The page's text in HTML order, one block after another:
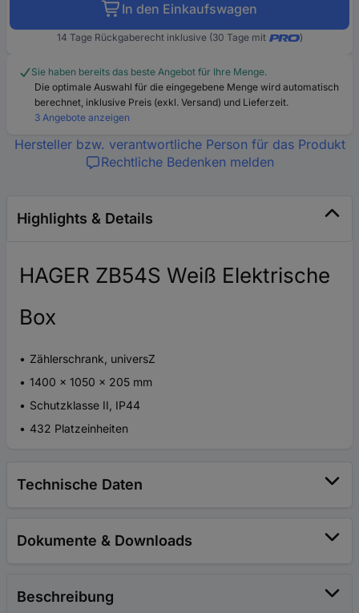
In den Einkaufswagen
14 Tage Rückgaberecht inklusive (30 Tage mit )
Sie haben bereits das beste Angebot für Ihre Menge.
Die optimale Auswahl für die eingegebene Menge wird automatisch
berechnet, inklusive Preis (exkl. Versand) und Lieferzeit.
3 Angebote anzeigen
Hersteller bzw. verantwortliche Person für das Produkt
Rechtliche Bedenken melden
Highlights & Details
HAGER ZB54S Weiß Elektrische
Box
Zählerschrank, universZ
1400 x 1050 x 205 mm
Schutzklasse II, IP44
432 Platzeinheiten
Technische Daten
Dokumente & Downloads
Beschreibung